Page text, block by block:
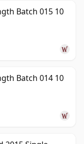
Batch 015 10
Batch 014 10